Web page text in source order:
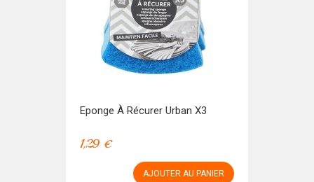
Eponge À Récurer Urban X3
1,29 €
AJOUTER AU PANIER